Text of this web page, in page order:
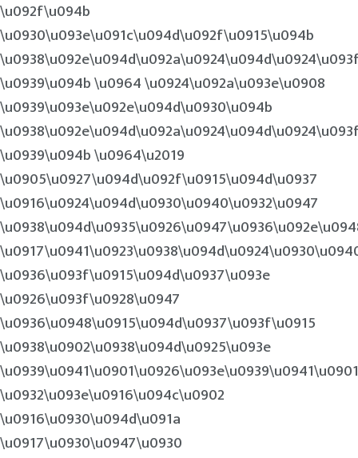
\u092f\u094b
\u0930\u093e\u091c\u094d\u092f\u0915\u094b
\u0939\u094b \u0964 \u0924\u092a\u093e\u0908
\u0939\u093e\u092e\u094d\u0930\u094b
\u0939\u094b \u0964\u2019
\u0905\u0927\u094d\u092f\u0915\u094d\u0937
\u0916\u0924\u094d\u0930\u0940\u0932\u0947
\u0936\u093f\u0915\u094d\u0937\u093e
\u0926\u093f\u0928\u0947
\u0936\u0948\u0915\u094d\u0937\u093f\u0915
\u0938\u0902\u0938\u094d\u0925\u093e
\u0932\u093e\u0916\u094c\u0902
\u0916\u0930\u094d\u091a
\u0917\u0930\u0947\u0930